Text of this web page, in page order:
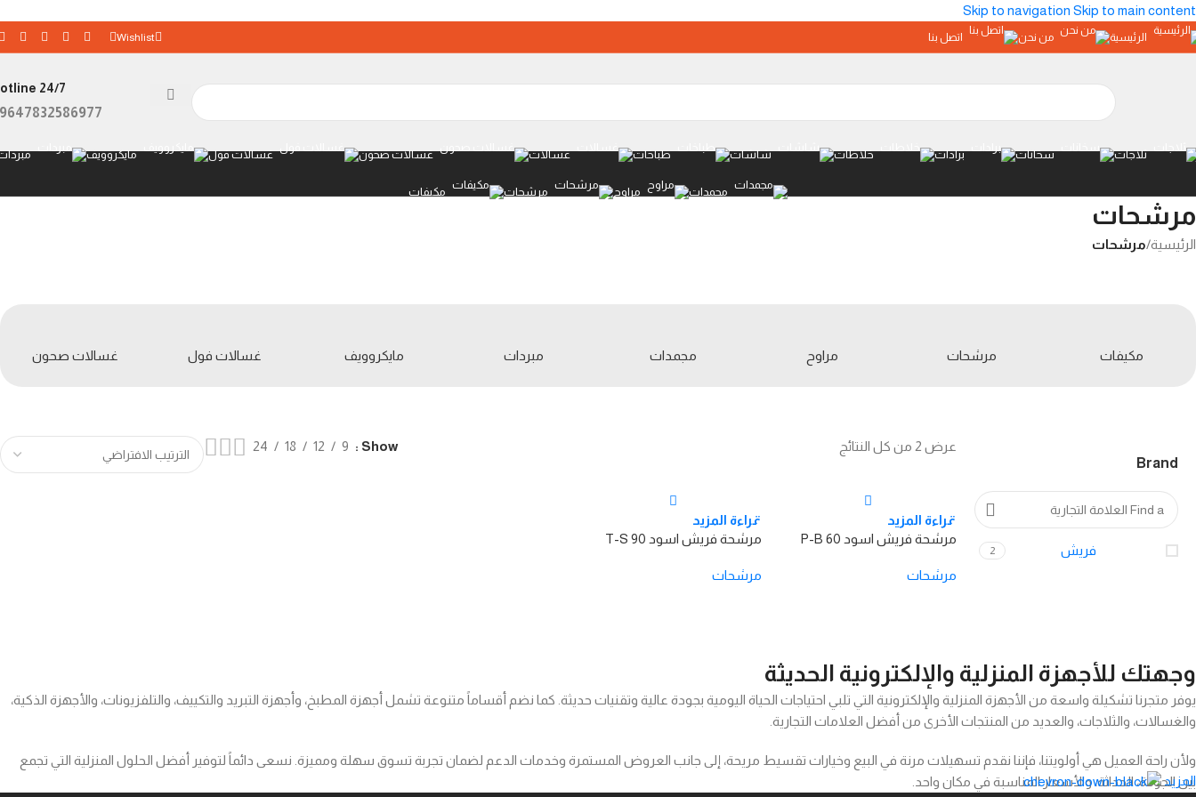
Skip to navigation Skip to main content
الرئيسية من نحن اتصل بنا Wishlist
24/7
9647832586977+
ثلاجات سخانات برادات خلاطات شاشات طباخات غسالات غسالات صحون غسالات فول مايكروويف
مجمدات مراوح مرشحات مكيفات
مرشحات
الرئيسية/مرشحات
مكيفات مرشحات مراوح مجمدات مبردات مايكروويف غسالات فول غسالات صحون
Brand
فريش 2
عرض ⁦2⁩ من كل النتائج Show
9
12
18
24
قراءة المزيد
مرشحة فريش اسود P-B 60
مرشحات
قراءة المزيد
مرشحة فريش اسود T-S 90
مرشحات
وجهتك للأجهزة المنزلية والإلكترونية الحديثة
يوفر متجرنا تشكيلة واسعة من الأجهزة المنزلية والإلكترونية التي تلبي احتياجات الحياة اليومية بجودة عالية وتقنيات حديثة. كما نضم أقساماً متنوعة تشمل أجهزة المطبخ، وأجهزة التبريد والتكييف، والتلفزيونات، والأجهزة الذكية،
والغسالات، والثلاجات، والعديد من المنتجات الأخرى من أفضل العلامات التجارية.
ولأن راحة العميل هي أولويتنا، فإننا نقدم تسهيلات مرنة في البيع وخيارات تقسيط مريحة، إلى جانب العروض المستمرة وخدمات الدعم لضمان تجربة تسوق سهلة ومميزة. نسعى دائماً لتوفير أفضل الحلول المنزلية التي تجمع
بين الجودة، الحداثة، والأسعار المناسبة في مكان واحد.
المزيد